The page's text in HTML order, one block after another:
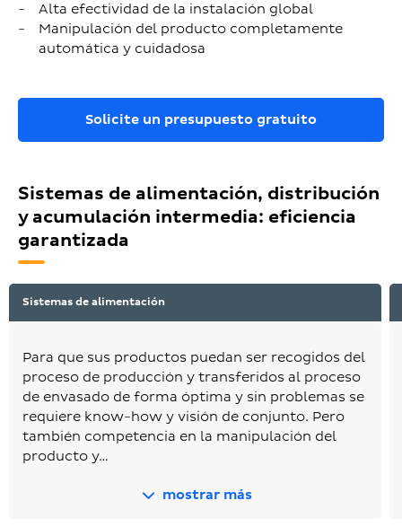
Alta efectividad de la instalación global
Manipulación del producto completamente
automática y cuidadosa
Solicite un presupuesto gratuito
Sistemas de alimentación, distribución
y acumulación intermedia: eficiencia
garantizada
Sistemas de alimentación
Para que sus productos puedan ser recogidos del
proceso de producción y transferidos al proceso
de envasado de forma óptima y sin problemas se
requiere know-how y visión de conjunto. Pero
también competencia en la manipulación del
producto y…
mostrar más